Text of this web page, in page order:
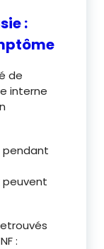
:
de
interne
pendant
peuvent
: